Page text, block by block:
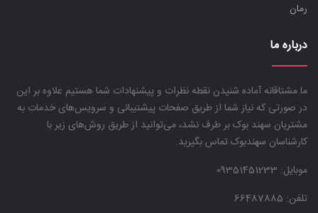
رمان
درباره ما
ما مشتاقانه آماده شنیدن نقطه نظرات و پیشنهادات شما هستیم علاوه بر این
در صورتی که نیاز شما از طریق صفحات پیشتیبانی و سرویس‌های خدمات به
مشتریان سهند بوک بر طرف نشد، می‌توانید از طریق روش‌های زیر با
کارشناسان سهندبوک تماس بگیرید.
موبایل:
تلفن: 66487885